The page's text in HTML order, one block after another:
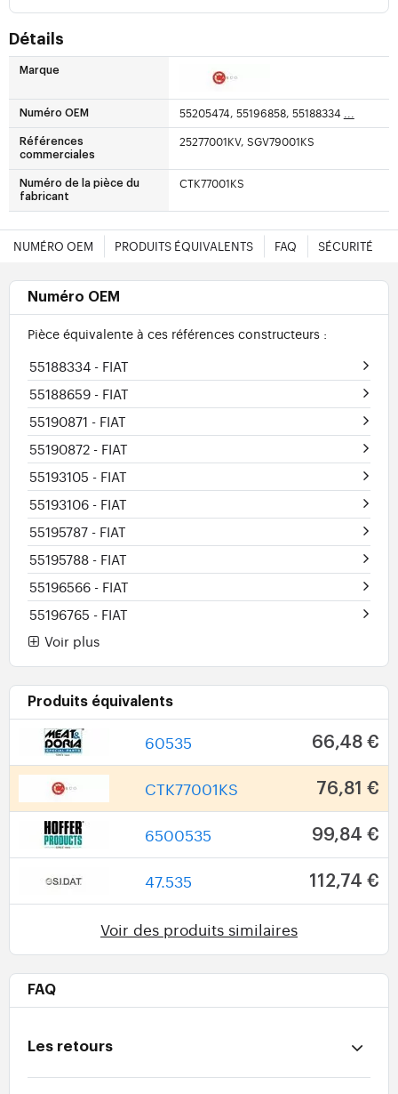
Détails
Marque
Numéro OEM 55205474, 55196858, 55188334 ...
Références
commerciales
25277001KV, SGV79001KS
Numéro de la pièce du
fabricant
CTK77001KS
NUMÉRO OEM PRODUITS ÉQUIVALENTS FAQ SÉCURITÉ
Numéro OEM
Pièce équivalente à ces références constructeurs :
55188334 - FIAT
55188659 - FIAT
55190871 - FIAT
55190872 - FIAT
55193105 - FIAT
55193106 - FIAT
55195787 - FIAT
55195788 - FIAT
55196566 - FIAT
55196765 - FIAT
Voir plus
Produits équivalents
60535 66,48 €
CTK77001KS 76,81 €
6500535 99,84 €
47.535 112,74 €
Voir des produits similaires
FAQ
Les retours